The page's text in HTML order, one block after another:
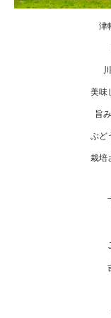
津
美味
旨
ぶど
栽培